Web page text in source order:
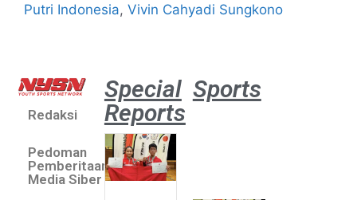
Putri Indonesia, Vivin Cahyadi Sungkono
Redaksi
Pedoman
Pemberitaan
Media Siber
Special
Reports
Sports